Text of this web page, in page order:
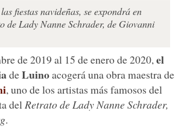
fiestas navideñas, se expondrá en
de Lady Nanne Schrader, de Giovanni
de 2019 al 15 de enero de 2020, el
deLuinoacogerá una obra maestra de
, uno de los artistas más famosos del
del Retrato de Lady Nanne Schrader,
.